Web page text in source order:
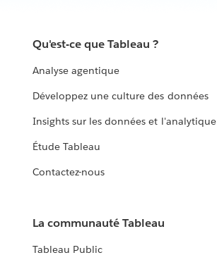
Qu'est-ce que Tableau ?
Analyse agentique
Développez une culture des données
Insights sur les données et l'analytique
Étude Tableau
Contactez-nous
La communauté Tableau
Tableau Public